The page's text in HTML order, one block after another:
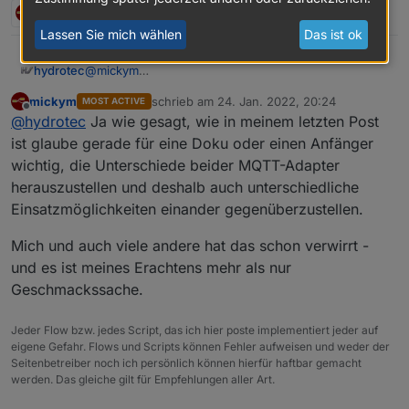
hydrotec@mickym
Ich möchte da nur kurz darauf eingehen.
@mickymsagte in MQTT Broker/Client Adapter:
... - was hier anscheinend noch nicht erkannt ist
- ...
Das Problem ist sehr wohl bekannt, zumindest mir.
Doch es ist der falsche Thread, es hier
Nicht falsch verstehen, in diesem Thread möchte ich
gerne Vorschläge/Hinweise sammeln.
schon mit aufgenommen ;-)
Es gibt auch Geräte, die aus ioBroker heraus
gesteuert werden sollen.
Und ich bin der Ansicht, das es schon zu einer Doku
Muss ich noch sehen, wie letztendlich die Doku zu
Offline
mickym MOST ACTIVE schrieb am 24. Jan. 2022, 20:24
zuletzt editiert von
@hydrotec Ja wie gesagt, wie in meinem letzten Post
ist glaube gerade für eine Doku oder einen Anfänger
wichtig, die Unterschiede beider MQTT-Adapter
herauszustellen und deshalb auch unterschiedliche
Einsatzmöglichkeiten einander gegenüberzustellen.
Mich und auch viele andere hat das schon verwirrt -
und es ist meines Erachtens mehr als nur
Geschmackssache.
Jeder Flow bzw. jedes Script, das ich hier poste implementiert jeder auf
eigene Gefahr. Flows und Scripts können Fehler aufweisen und weder der
Seitenbetreiber noch ich persönlich können hierfür haftbar gemacht
werden. Das gleiche gilt für Empfehlungen aller Art.
Lassen Sie mich wählen Das ist ok